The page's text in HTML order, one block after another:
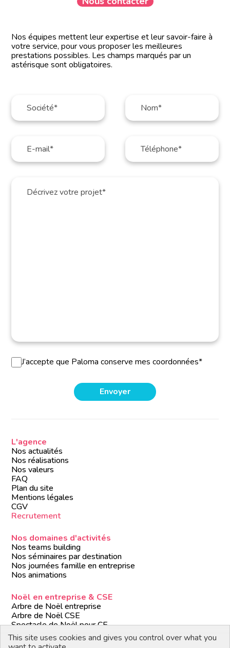
Nos équipes mettent leur expertise et leur savoir-faire à
votre service, pour vous proposer les meilleures
prestations possibles. Les champs marqués par un
astérisque sont obligatoires.
J’accepte que Paloma conserve mes coordonnées*
L'agence
Nos actualités
Nos réalisations
Nos valeurs
FAQ
Plan du site
Mentions légales
CGV
Recrutement
Nos domaines d'activités
Nos teams building
Nos séminaires par destination
Nos journées famille en entreprise
Nos animations
Noël en entreprise & CSE
Arbre de Noël entreprise
Arbre de Noël CSE
Spectacle de Noël pour CE
Animations de Noël entreprise
Formules de Noël clé en main
This site uses cookies and gives you control over what you